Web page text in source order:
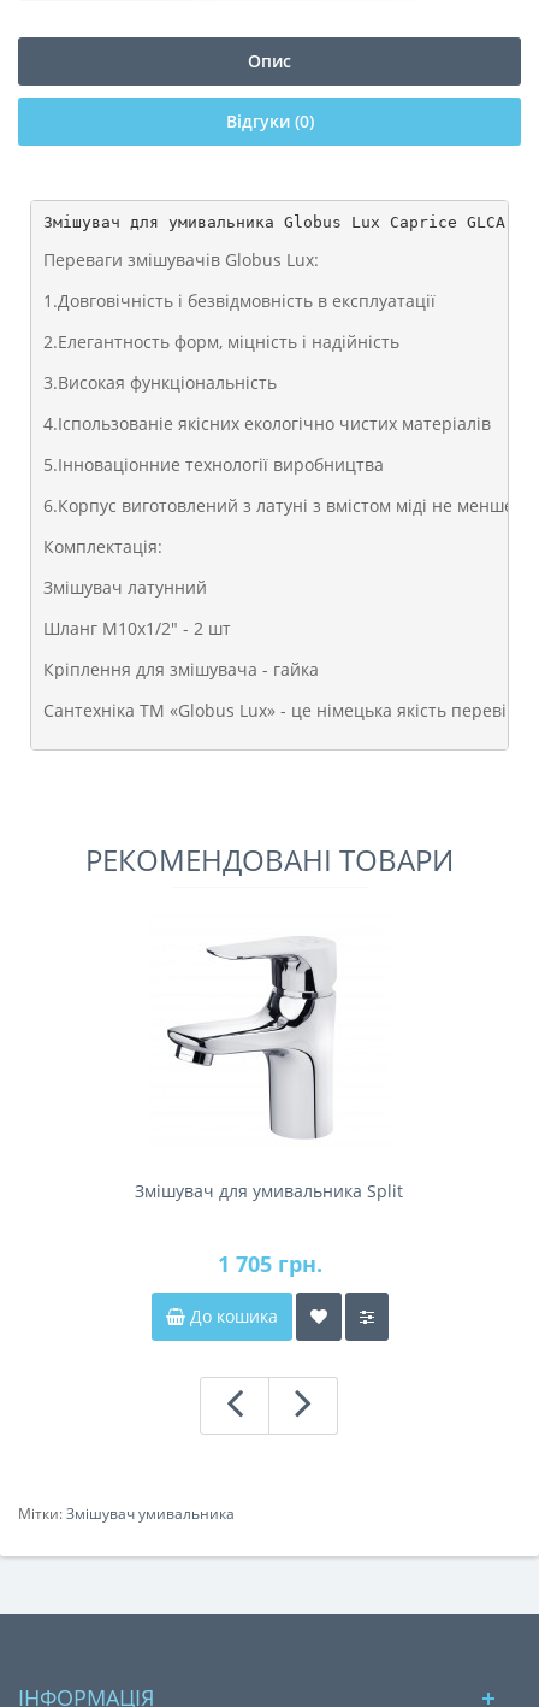
Опис
Відгуки (0)
Змішувач для умивальника Globus Lux Caprice GLCA-
Переваги змішувачів Globus Lux:
1.Довговічність і безвідмовність в експлуатації
2.Елегантность форм, міцність і надійність
3.Високая функціональність
4.Іспользованіе якісних екологічно чистих матеріалів
5.Інноваціонние технології виробництва
6.Корпус виготовлений з латуні з вмістом міді не менше
Комплектація:
Змішувач латунний
Шланг М10х1/2″ - 2 шт
Кріплення для змішувача - гайка
Сантехніка ТМ «Globus Lux» - це німецька якість
РЕКОМЕНДОВАНІ ТОВАРИ
Змішувач для умивальника Split
1 705 грн.
До кошика
Мітки:Змішувач умивальника
ІНФОРМАЦІЯ